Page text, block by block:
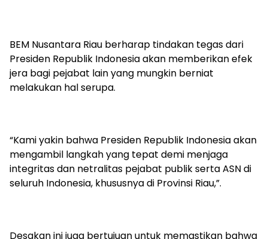
BEM Nusantara Riau berharap tindakan tegas dari
Presiden Republik Indonesia akan memberikan efek
jera bagi pejabat lain yang mungkin berniat
melakukan hal serupa.
“Kami yakin bahwa Presiden Republik Indonesia akan
mengambil langkah yang tepat demi menjaga
integritas dan netralitas pejabat publik serta ASN di
seluruh Indonesia, khususnya di Provinsi Riau,”.
Desakan ini juga bertujuan untuk memastikan bahwa